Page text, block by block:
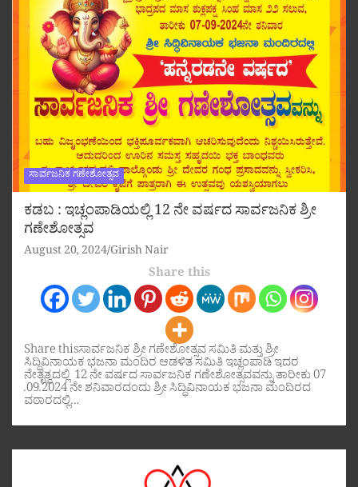
ಸಾರ್ವಜನಿಕ ಗಣೇಶೋತ್ಸವ
ಕಡಬ : ಇಚ್ಲಂಪಾಡಿಯಲ್ಲಿ 12 ನೇ ವರ್ಷದ ಸಾರ್ವಜನಿಕ ಶ್ರೀ
ಗಣೇಶೋತ್ಸವ
August 20, 2024 Girish Nair
Share this
Share thisಸಾರ್ವಜನಿಕ ಶ್ರೀ ಗಣೇಶೋತ್ಸವ ಸಮಿತಿ ಮತ್ತು ಶ್ರೀ
ಸಿದ್ಧಿವಿನಾಯಕ ಭಜನಾ ಮಂದಿರ ಆಡಳಿತ ಸಮಿತಿ ಇಚ್ಲಂಪಾಡಿ ಇದರ
ನೇತೃತ್ವದಲ್ಲಿ 12 ನೇ ವರ್ಷದ ಸಾರ್ವಜನಿಕ ಗಣೇಶೋತ್ಸವವನ್ನು ತಾರೀಕು 07
.09.2024 ನೇ ಶನಿವಾರದಂದು ಶ್ರೀ ಸಿದ್ಧಿವಿನಾಯಕ ಭಜನಾ ಮಂದಿರದ
ವಠಾರದಲ್ಲಿ…